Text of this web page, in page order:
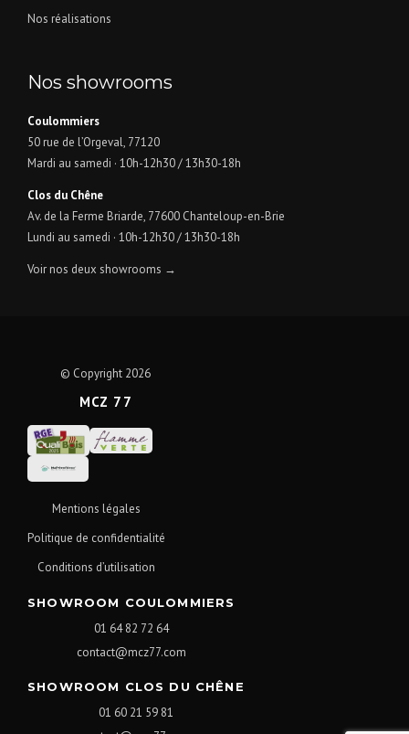
Nos réalisations
Nos showrooms
Coulommiers
50 rue de l’Orgeval, 77120
Mardi au samedi · 10h-12h30 / 13h30-18h
Clos du Chêne
Av. de la Ferme Briarde, 77600 Chanteloup-en-Brie
Lundi au samedi · 10h-12h30 / 13h30-18h
Voir nos deux showrooms →
© Copyright 2026
MCZ 77
Mentions légales
Politique de confidentialité
Conditions d’utilisation
SHOWROOM COULOMMIERS
01 64 82 72 64
contact@mcz77.com
SHOWROOM CLOS DU CHÊNE
01 60 21 59 81